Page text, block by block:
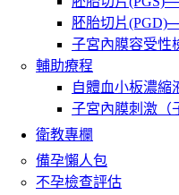
胚胎切片
子宮內膜容受性
輔助療程
自體血小板濃縮
子宮內膜刺激（
衛教專欄
備孕懶人包
不孕檢查評估